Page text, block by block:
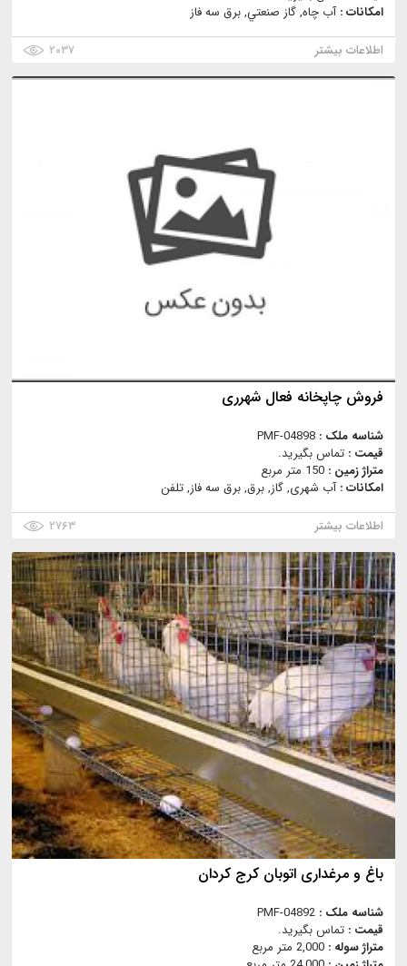
امکانات :آب چاه, گاز صنعتي, برق سه فاز
اطلاعات بیشتر
۲۰۳۷
فروش چاپخانه فعال شهرری
شناسه ملک : PMF-04898
قیمت : تماس بگیرید.
متراژ زمین : 150 متر مربع
امکانات :آب شهری, گاز, برق, برق سه فاز, تلفن
اطلاعات بیشتر
۲۷۶۳
باغ و مرغداری اتوبان کرج کردان
شناسه ملک : PMF-04892
قیمت : تماس بگیرید.
متراژ سوله : 2,000 متر مربع